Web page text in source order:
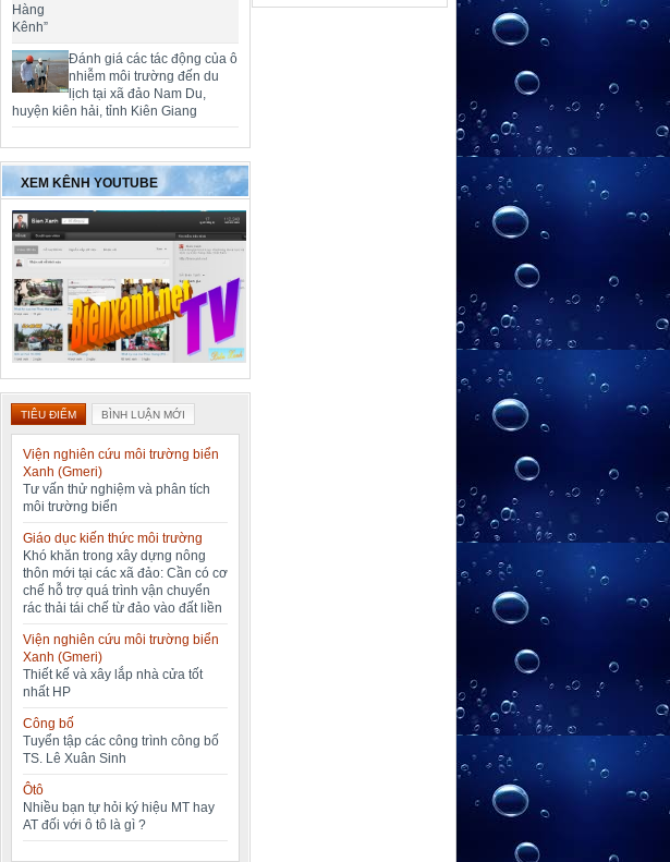
Đánh giá các tác động của ô
nhiễm môi trường đến du
lịch tại xã đảo Nam Du,
huyện kiên hải, tỉnh Kiên Giang
XEM KÊNH YOUTUBE
TIÊU ĐIỂM BÌNH LUẬN MỚI
Viện nghiên cứu môi trường biển
Xanh (Gmeri)
Tư vấn thử nghiệm và phân tích
môi trường biển
Giáo dục kiến thức môi trường
Khó khăn trong xây dựng nông
thôn mới tại các xã đảo: Cần có cơ
chế hỗ trợ quá trình vận chuyển
rác thải tái chế từ đảo vào đất liền
Viện nghiên cứu môi trường biển
Xanh (Gmeri)
Thiết kế và xây lắp nhà cửa tốt
nhất HP
Công bố
Tuyển tập các công trình công bố
TS. Lê Xuân Sinh
Ôtô
Nhiều bạn tự hỏi ký hiệu MT hay
AT đối với ô tô là gì ?